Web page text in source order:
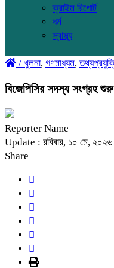
ক্রাইম রিপোর্ট
ধর্ম
স্বাস্থ্য
/ খুলনা, গণমাধ্যম,
বিজেপিসির সদস্য সংগ্রহ
Reporter Name
Update : রবিবার, ১০ মে, ২০২৬
Share